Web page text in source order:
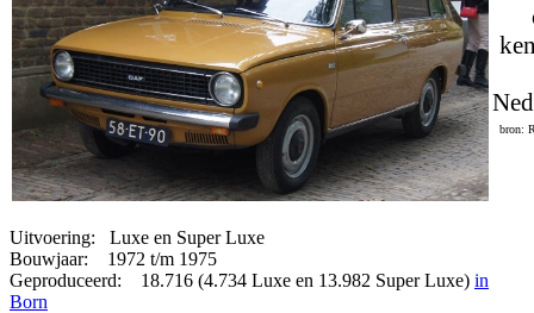
bron:
Uitvoering: Luxe en Super Luxe
Bouwjaar: 1972 t/m 1975
Geproduceerd: 18.716 (4.734 Luxe en 13.982 Super Luxe) in
Born